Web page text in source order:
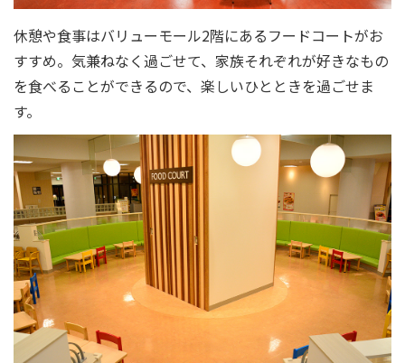
休憩や食事はバリューモール2階にあるフードコートがお
すすめ。気兼ねなく過ごせて、家族それぞれが好きなもの
を食べることができるので、楽しいひとときを過ごせま
す。